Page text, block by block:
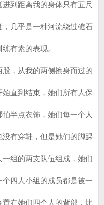
到距离我的身体只有五尺
，几乎是一种河流绕过礁石
有素的表现。
，从我的两侧擦身而过的
直到结束，她们所有人保
半点衣饰，她们每一个人
有穿鞋，但是她们的脚踝
组的两支队伍组成，她们
四人小组的成员都是被一
在她们四个人的背部，比